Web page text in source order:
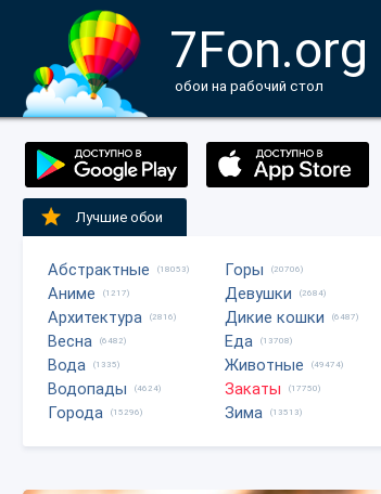
7Fon.org
обои на рабочий стол
Лучшие обои
Абстрактные (18053)
Аниме (1217)
Архитектура (2816)
Весна (6482)
Вода (1335)
Водопады (4624)
Города (15296)
Горы (20706)
Девушки (2684)
Дикие кошки (6487)
Еда (13708)
Животные (49474)
Закаты (17750)
Зима (13513)